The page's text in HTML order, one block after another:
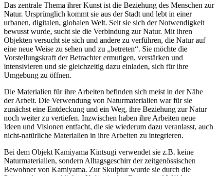
Das zentrale Thema ihrer Kunst ist die Beziehung des Menschen zur
Natur. Ursprünglich kommt sie aus der Stadt und lebt in einer
urbanen, digitalen, globalen Welt. Seit sie sich der Notwendigkeit
bewusst wurde, sucht sie die Verbindung zur Natur. Mit ihren
Objekten versucht sie sich und andere zu verführen, die Natur auf
eine neue Weise zu sehen und zu „betreten“. Sie möchte die
Vorstellungskraft der Betrachter ermutigen, verstärken und
intensivieren und sie gleichzeitig dazu einladen, sich für ihre
Umgebung zu öffnen.
Die Materialien für ihre Arbeiten befinden sich meist in der Nähe
der Arbeit. Die Verwendung von Naturmaterialien war für sie
zunächst eine Entdeckung und ein Weg, ihre Beziehung zur Natur
noch weiter zu vertiefen. Inzwischen haben ihre Arbeiten neue
Ideen und Visionen entfacht, die sie wiederum dazu veranlasst, auch
nicht-natürliche Materialien in ihre Arbeiten zu integrieren.
Bei dem Objekt Kamiyama Kintsugi verwendet sie z.B. keine
Naturmaterialien, sondern Alltagsgeschirr der zeitgenössischen
Bewohner von Kamiyama. Zur Skulptur wurde sie durch die